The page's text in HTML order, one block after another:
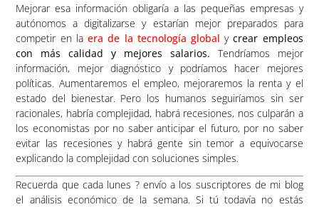
Mejorar esa información obligaría a las pequeñas empresas y
autónomos a digitalizarse y estarían mejor preparados para
competir en laera de la tecnología globalycrear empleos
con más calidad y mejores salarios. Tendríamos mejor
información, mejor diagnóstico y podríamos hacer mejores
políticas. Aumentaremos el empleo, mejoraremos la renta y el
estado del bienestar. Pero los humanos seguiríamos sin ser
racionales, habría complejidad, habrá recesiones, nos culparán a
los economistas por no saber anticipar el futuro, por no saber
evitar las recesiones y habrá gente sin temor a equivocarse
explicando la complejidad con soluciones simples.
Recuerda que cada lunes ?envío a los suscriptores de mi blog
el análisis económico de la semana. Si tú todavía no estás